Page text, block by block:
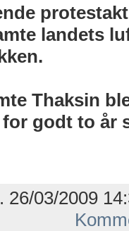
landets
Thaksin
godt to år
26/03/2009